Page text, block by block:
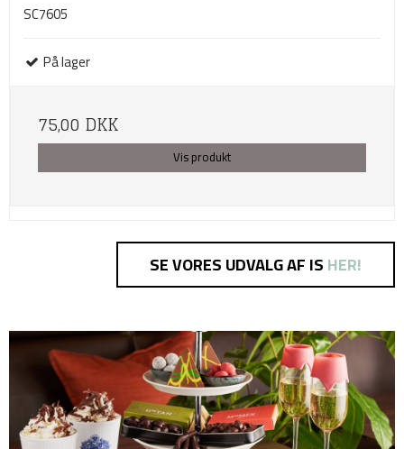
SC7605
På lager
75,00 DKK
Vis produkt
SE VORES UDVALG AF ISHER!